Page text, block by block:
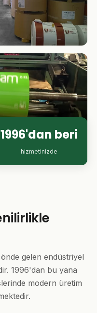
1996'dan beri
hizmetinizde
önde gelen endüstriyel
1996'dan bu yana
modern üretim